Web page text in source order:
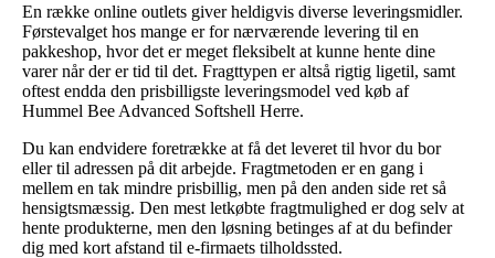
En række online outlets giver heldigvis diverse leveringsmidler.
Førstevalget hos mange er for nærværende levering til en
pakkeshop, hvor det er meget fleksibelt at kunne hente dine
varer når der er tid til det. Fragttypen er altså rigtig ligetil, samt
oftest endda den prisbilligste leveringsmodel ved køb af
Hummel Bee Advanced Softshell Herre.
Du kan endvidere foretrække at få det leveret til hvor du bor
eller til adressen på dit arbejde. Fragtmetoden er en gang i
mellem en tak mindre prisbillig, men på den anden side ret så
hensigtsmæssig. Den mest letkøbte fragtmulighed er dog selv at
hente produkterne, men den løsning betinges af at du befinder
dig med kort afstand til e-firmaets tilholdssted.